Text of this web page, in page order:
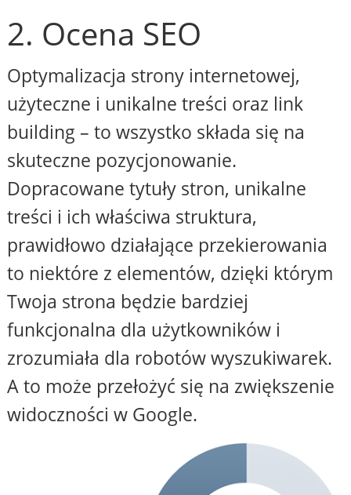
2. Ocena SEO
Optymalizacja strony internetowej,
użyteczne i unikalne treści oraz link
building – to wszystko składa się na
skuteczne pozycjonowanie.
Dopracowane tytuły stron, unikalne
treści i ich właściwa struktura,
prawidłowo działające przekierowania
to niektóre z elementów, dzięki którym
Twoja strona będzie bardziej
funkcjonalna dla użytkowników i
zrozumiała dla robotów wyszukiwarek.
A to może przełożyć się na zwiększenie
widoczności w Google.